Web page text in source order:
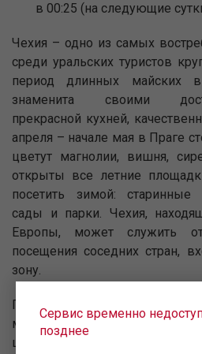
в 00:25 (на следующие
Чехия – одно из самых
среди уральских туристов
период длинных майских
знаменита своими
прекрасной кухней,
апреля – начале мая в Праге
цветут магнолии, вишня,
открыты все летние
посетить зимой:
сады и парки. Чехия,
Европы, может служить
посещения соседних стран,
зону.
Приобретайте билеты в
мобильном приложении
центр: 8-800-7700-262 или в
Сервис временно
позднее